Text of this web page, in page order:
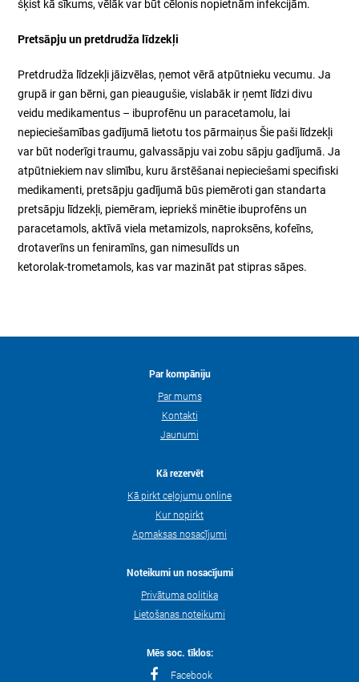
šķist kā sīkums, vēlāk var būt cēlonis nopietnām infekcijām.
Pretsāpju un pretdrudža līdzekļi
Pretdrudža līdzekļi jāizvēlas, ņemot vērā atpūtnieku vecumu. Ja
grupā ir gan bērni, gan pieaugušie, vislabāk ir ņemt līdzi divu
veidu medikamentus – ibuprofēnu un paracetamolu, lai
nepieciešamības gadījumā lietotu tos pārmaiņus Šie paši līdzekļi
var būt noderīgi traumu, galvassāpju vai zobu sāpju gadījumā. Ja
atpūtniekiem nav slimību, kuru ārstēšanai nepieciešami specifiski
medikamenti, pretsāpju gadījumā būs piemēroti gan standarta
pretsāpju līdzekļi, piemēram, iepriekš minētie ibuprofēns un
paracetamols, aktīvā viela metamizols, naproksēns, kofeīns,
drotaverīns un feniramīns, gan nimesulīds un
ketorolak‑trometamols, kas var mazināt pat stipras sāpes.
Par kompāniju
Par mums
Kontakti
Jaunumi
Kā rezervēt
Kā pirkt ceļojumu online
Kur nopirkt
Apmaksas nosacījumi
Noteikumi un nosacījumi
Privātuma politika
Lietošanas noteikumi
Mēs soc. tīklos:
Facebook